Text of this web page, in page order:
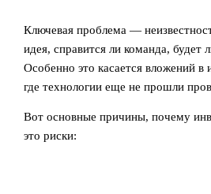
Ключевая проблема —
идея, справится ли команда, будет
Особенно это касается вложений
где технологии еще не прошли
Вот основные причины, почему
это риски: